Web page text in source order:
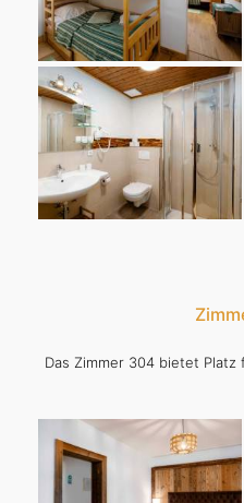
Das Zimmer 304 bietet Platz